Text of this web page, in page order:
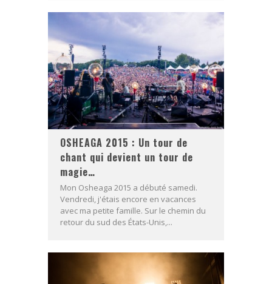
OSHEAGA 2015 : Un tour de
chant qui devient un tour de
magie…
Mon Osheaga 2015 a débuté samedi.
Vendredi, j'étais encore en vacances
avec ma petite famille. Sur le chemin du
retour du sud des États-Unis,...